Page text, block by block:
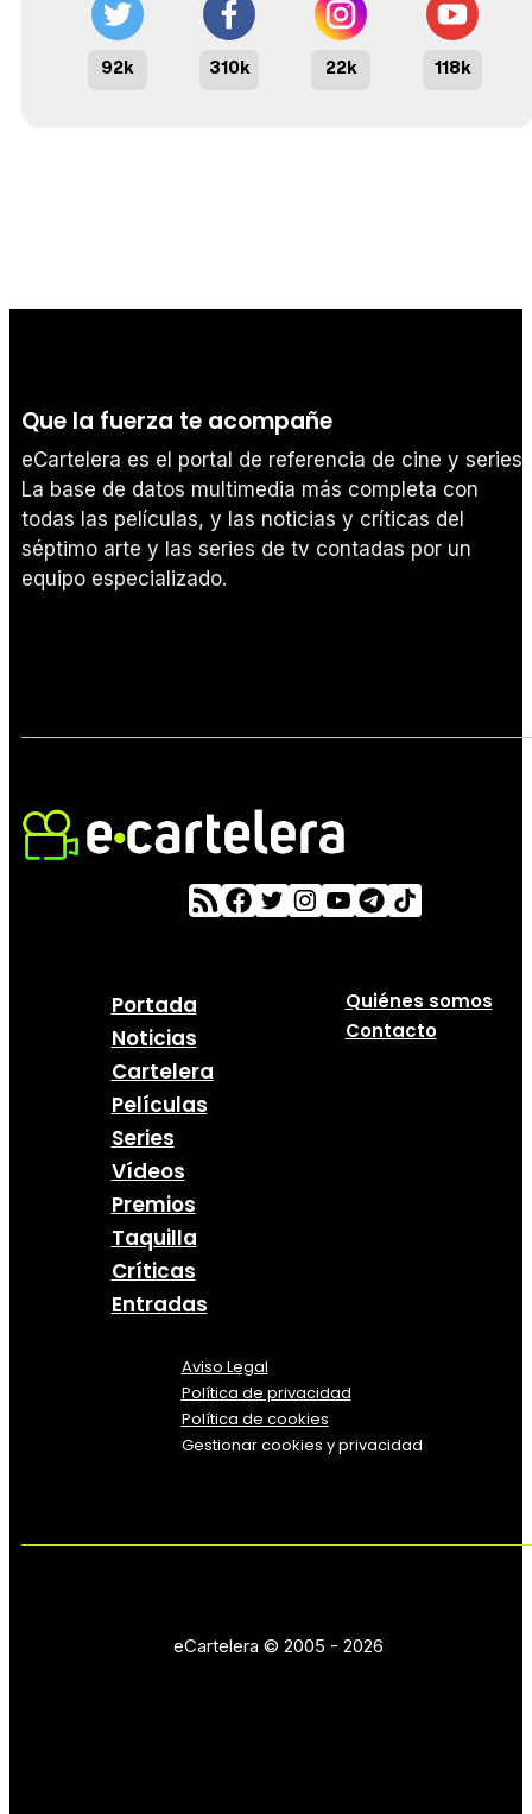
92k 310k 22k 118k
Que la fuerza te acompañe
eCartelera es el portal de referencia de cine y series.
La base de datos multimedia más completa con
todas las películas, y las noticias y críticas del
séptimo arte y las series de tv contadas por un
equipo especializado.
Portada
Noticias
Cartelera
Películas
Series
Vídeos
Premios
Taquilla
Críticas
Entradas
Quiénes somos
Contacto
Aviso Legal
Política de privacidad
Política de cookies
Gestionar cookies y privacidad
eCartelera © 2005 - 2026